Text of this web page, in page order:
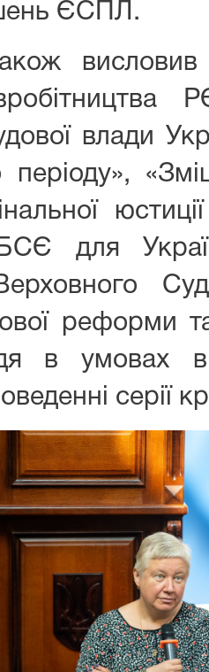
ЄСПЛ.
висловив
влади
періоду»,
для
реформи
в умовах
серії